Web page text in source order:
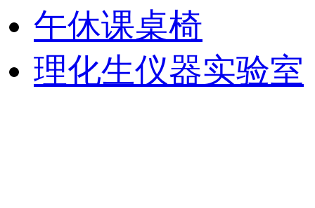
午休课桌椅
理化生仪器实验室